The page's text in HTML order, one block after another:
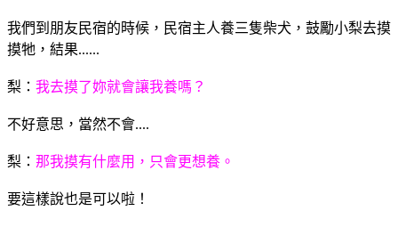
我們到朋友民宿的時候，民宿主人養三隻柴犬，鼓勵小梨去摸
摸牠，結果......
梨： 我去摸了妳就會讓我養嗎？
不好意思，當然不會....
梨： 那我摸有什麼用，只會更想養。
要這樣說也是可以啦！